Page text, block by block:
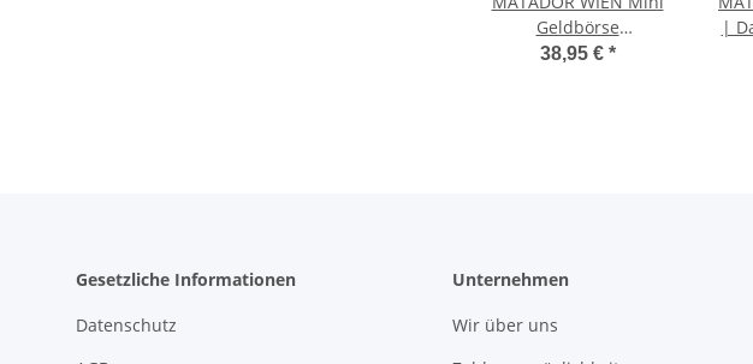
Geldbörse
Portemonnaie Klein
38,95 € *
|
Gesetzliche Informationen
Datenschutz
Unternehmen
Wir über uns